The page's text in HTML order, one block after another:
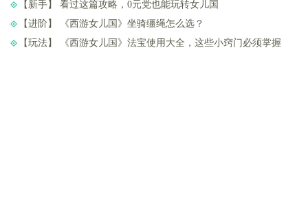
【新手】 ​看过这篇攻略，0元党也能玩转女儿国
【进阶】 ​《西游女儿国》坐骑缰绳怎么选？
【玩法】 ​《西游女儿国》法宝使用大全，这些小窍门必须掌握